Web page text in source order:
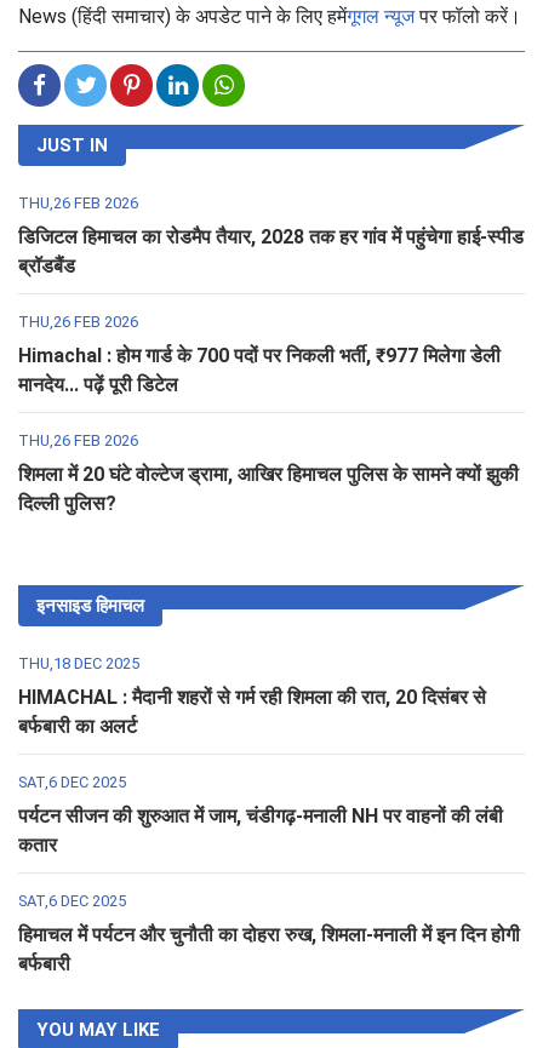
News (हिंदी समाचार) के अपडेट पाने के लिए हमेंगूगल न्यूजपर फॉलो करें।
JUST IN
THU,26 FEB 2026
डिजिटल हिमाचल का रोडमैप तैयार, 2028 तक हर गांव में पहुंचेगा हाई-स्पीड
ब्रॉडबैंड
THU,26 FEB 2026
Himachal : होम गार्ड के 700 पदों पर निकली भर्ती, ₹977 मिलेगा डेली
मानदेय... पढ़ें पूरी डिटेल
THU,26 FEB 2026
शिमला में 20 घंटे वोल्टेज ड्रामा, आखिर हिमाचल पुलिस के सामने क्यों झुकी
दिल्ली पुलिस?
इनसाइड हिमाचल
THU,18 DEC 2025
HIMACHAL : मैदानी शहरों से गर्म रही शिमला की रात, 20 दिसंबर से
बर्फबारी का अलर्ट
SAT,6 DEC 2025
पर्यटन सीजन की शुरुआत में जाम, चंडीगढ़-मनाली NH पर वाहनों की लंबी
कतार
SAT,6 DEC 2025
हिमाचल में पर्यटन और चुनौती का दोहरा रुख, शिमला-मनाली में इन दिन होगी
बर्फबारी
YOU MAY LIKE